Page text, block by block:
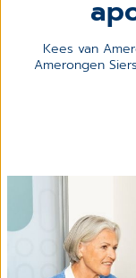
Kees van
Amerongen